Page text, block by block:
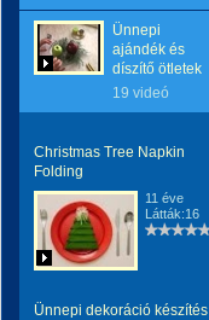
Ünnepi
ajándék és
díszítő ötletek
19 videó
Christmas Tree Napkin
Folding
11 éve
Látták:16
Ünnepi dekoráció készítés